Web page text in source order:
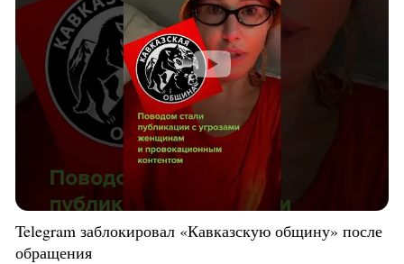
Telegram заблокировал «Кавказскую общину» после
обращения